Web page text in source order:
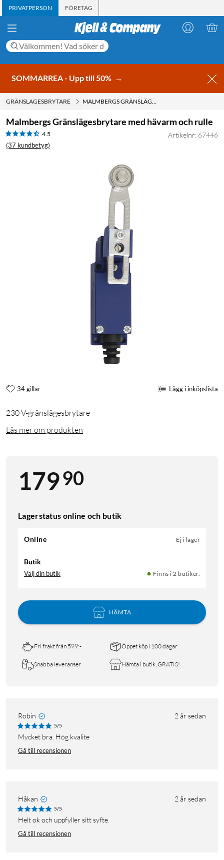
PRIVATPERSON FÖRETAG
SOMMARREA - Upp till 50% →
GRÄNSLAGESBRYTARE MALMBERGS GRÄNSLÄGESBRYTARE MED HÄVARM OCH RULLE
Malmbergs Gränslägesbrytare med hävarm och rulle
4.5
(37 kundbetyg)
Artikelnr: 67446
34 gillar Lägg i inköpslista
230 V-gränslägesbrytare
Läs mer om produkten
17990
Lagerstatus online och butik
Online Ej i lager
Butik
Välj din butik Finns i 2 butiker.
HÄMTA
Fri frakt från 599:- Öppet köp i 100 dagar
Snabba leveranser Hämta i butik, GRATIS!
Robin 2 år sedan
5/5
Mycket bra. Hög kvalite
Gå till recensionen
Håkan 2 år sedan
5/5
Helt ok och uppfyller sitt syfte.
Gå till recensionen